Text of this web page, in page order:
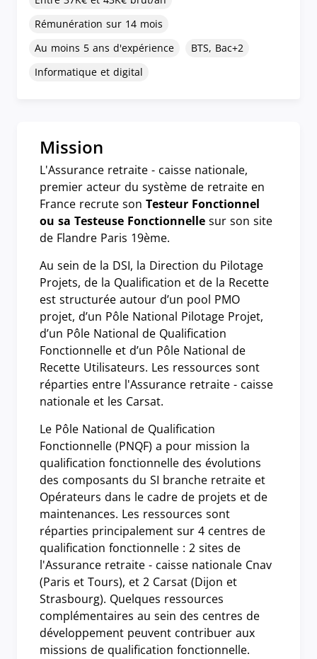
Rémunération sur 14 mois
Au moins 5 ans d'expérience
BTS, Bac+2
Informatique et digital
Mission
L'Assurance retraite - caisse nationale,
premier acteur du système de retraite en
France recrute son Testeur Fonctionnel
ou sa Testeuse Fonctionnelle sur son site
de Flandre Paris 19ème.
Au sein de la DSI, la Direction du Pilotage
Projets, de la Qualification et de la Recette
est structurée autour d’un pool PMO
projet, d’un Pôle National Pilotage Projet,
d’un Pôle National de Qualification
Fonctionnelle et d’un Pôle National de
Recette Utilisateurs. Les ressources sont
réparties entre l'Assurance retraite - caisse
nationale et les Carsat.
Le Pôle National de Qualification
Fonctionnelle (PNQF) a pour mission la
qualification fonctionnelle des évolutions
des composants du SI branche retraite et
Opérateurs dans le cadre de projets et de
maintenances. Les ressources sont
réparties principalement sur 4 centres de
qualification fonctionnelle : 2 sites de
l'Assurance retraite - caisse nationale Cnav
(Paris et Tours), et 2 Carsat (Dijon et
Strasbourg). Quelques ressources
complémentaires au sein des centres de
développement peuvent contribuer aux
missions de qualification fonctionnelle.